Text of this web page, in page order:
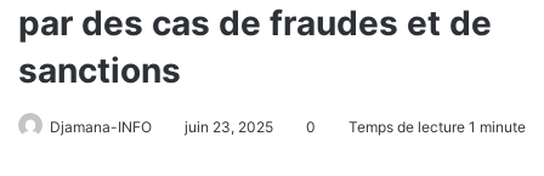
par des cas de fraudes et de
sanctions
Djamana-INFO juin 23, 2025 0 Temps de lecture 1 minute